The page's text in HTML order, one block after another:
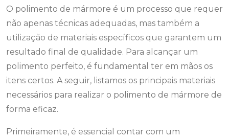
O polimento de mármore é um processo que requer
não apenas técnicas adequadas, mas também a
utilização de materiais específicos que garantem um
resultado final de qualidade. Para alcançar um
polimento perfeito, é fundamental ter em mãos os
itens certos. A seguir, listamos os principais materiais
necessários para realizar o polimento de mármore de
forma eficaz.
Primeiramente, é essencial contar com um